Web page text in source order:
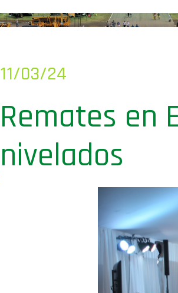
11/03/24
Remates en
nivelados